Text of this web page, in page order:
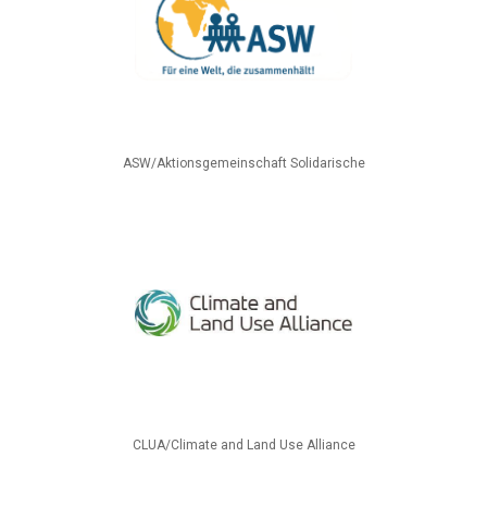
ASW/Aktionsgemeinschaft Solidarische
CLUA/Climate and Land Use Alliance